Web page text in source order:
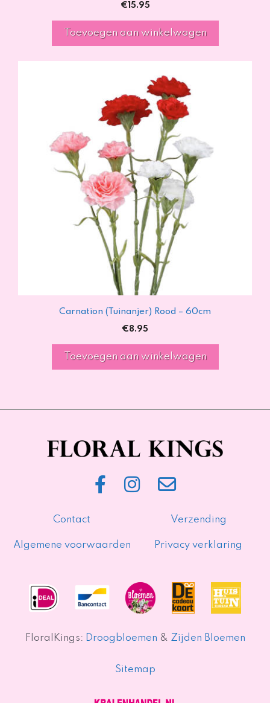
€15.95
Toevoegen aan winkelwagen
Carnation (Tuinanjer) Rood – 60cm
€8.95
Toevoegen aan winkelwagen
Contact Verzending
Algemene voorwaarden Privacy verklaring
FloralKings: Droogbloemen & Zijden Bloemen
Sitemap